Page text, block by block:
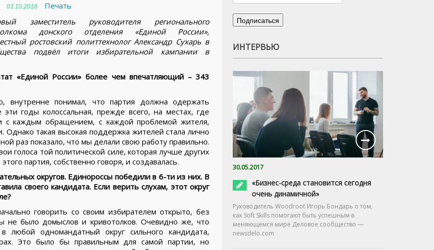
03.10.2016
Печать
заместитель руководителя регионального
донского отделения «Единой России»,
ростовский политтехнолог Александр Сухарь в
подвёл итоги избирательной кампании в
«Единой России» более чем впечатляющий – 343
внутренне понимал, что партия должна одержать
годы колоссальная, прежде всего, на местах, где
с каждым обращением, с каждой проблемой жителя,
такая высокая поддержка жителей стала лично
раз показало, что мы делали свою работу правильно.
голоса той политической силе, которая лучше других
партия, собственно говоря, и создавалась.
округов. Единороссы победили в 6-ти из них. В
своего кандидата. Если верить слухам, этот округ
говорить со своим избирателем открыто, без
не было домыслов и кривотолков. Очевидно же, что
любой одномандатный округ сильного кандидата,
Это было бы правильным для самой партии, но
ИНТЕРВЬЮ
30.05.2017
«Бизнес-среда становится сегодня
очень динамичной»
Руководитель Woodroot Игорь Бондарь о том,
как Soft Skills помогают быть успешным в
меняющемся мире Деловое сообщество —
newsdelo.com